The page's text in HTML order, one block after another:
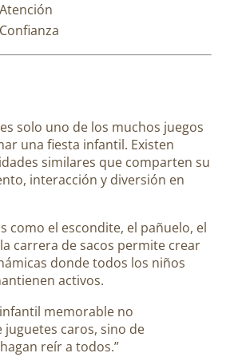
Atención
Confianza
solo uno de los muchos juegos
una fiesta infantil. Existen
similares que comparten su
interacción y diversión en
como el escondite, el pañuelo, el
carrera de sacos permite crear
donde todos los niños
activos.
memorable no
juguetes caros, sino de
reír a todos.”